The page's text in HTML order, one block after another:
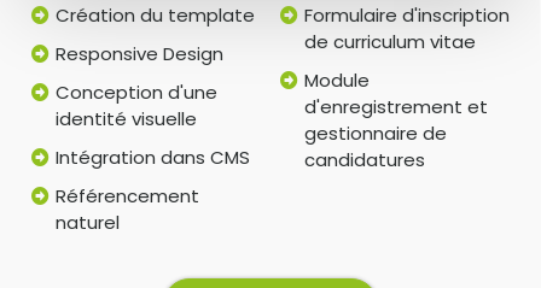
Création du template
Responsive Design
Conception d'une
identité visuelle
Intégration dans CMS
Référencement
naturel
Formulaire d'inscription
de curriculum vitae
Module
d'enregistrement et
gestionnaire de
candidatures